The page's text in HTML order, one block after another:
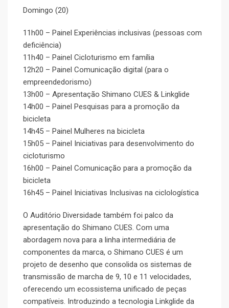
Domingo (20)
11h00 – Painel Experiências inclusivas (pessoas com
deficiência)
11h40 – Painel Cicloturismo em família
12h20 – Painel Comunicação digital (para o
empreendedorismo)
13h00 – Apresentação Shimano CUES & Linkglide
14h00 – Painel Pesquisas para a promoção da
bicicleta
14h45 – Painel Mulheres na bicicleta
15h05 – Painel Iniciativas para desenvolvimento do
cicloturismo
16h00 – Painel Comunicação para a promoção da
bicicleta
16h45 – Painel Iniciativas Inclusivas na ciclologística
O Auditório Diversidade também foi palco da
apresentação do Shimano CUES. Com uma
abordagem nova para a linha intermediária de
componentes da marca, o Shimano CUES é um
projeto de desenho que consolida os sistemas de
transmissão de marcha de 9, 10 e 11 velocidades,
oferecendo um ecossistema unificado de peças
compatíveis. Introduzindo a tecnologia Linkglide da